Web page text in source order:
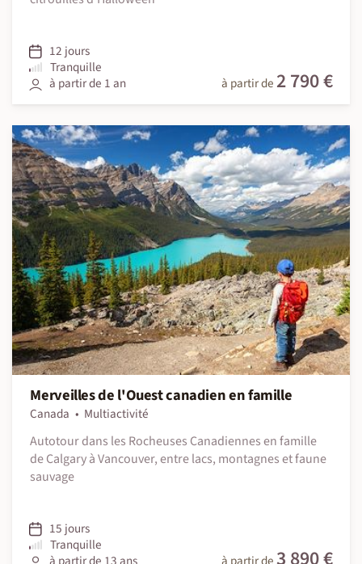
12 jours
Tranquille
à partir de 1 an
à partir de 2 790 €
Merveilles de l'Ouest canadien en famille
Canada
Multiactivité
Autotour dans les Rocheuses Canadiennes en famille
de Calgary à Vancouver, entre lacs, montagnes et faune
sauvage
15 jours
Tranquille